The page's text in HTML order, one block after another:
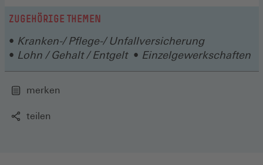
ZUGEHÖRIGE THEMEN
Kranken-/ Pflege-/ Unfallversicherung
Lohn / Gehalt / Entgelt
Einzelgewerkschaften
merken
teilen